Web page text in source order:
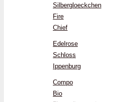
Silbergloeckchen
Fire
Chief
Edelrose
Schloss
Ippenburg
Compo
Bio